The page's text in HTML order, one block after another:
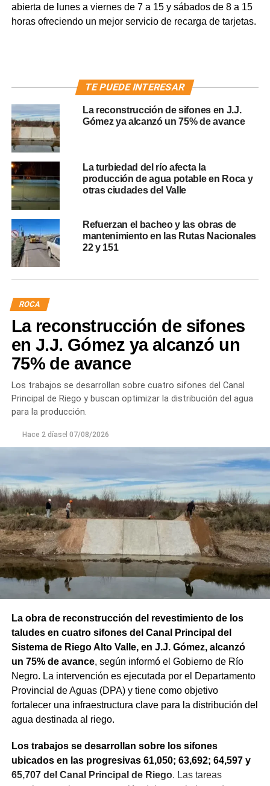
abierta de lunes a viernes de 7 a 15 y sábados de 8 a 15
horas ofreciendo un mejor servicio de recarga de tarjetas.
TE PUEDE INTERESAR
La reconstrucción de sifones en J.J.
Gómez ya alcanzó un 75% de avance
La turbiedad del río afecta la
producción de agua potable en Roca y
otras ciudades del Valle
Refuerzan el bacheo y las obras de
mantenimiento en las Rutas Nacionales
22 y 151
ROCA
La reconstrucción de sifones
en J.J. Gómez ya alcanzó un
75% de avance
Los trabajos se desarrollan sobre cuatro sifones del Canal
Principal de Riego y buscan optimizar la distribución del agua
para la producción.
Hace 2 díasel 07/08/2026
La obra de reconstrucción del revestimiento de los
taludes en cuatro sifones del Canal Principal del
Sistema de Riego Alto Valle, en J.J. Gómez, alcanzó
un 75% de avance, según informó el Gobierno de Río
Negro. La intervención es ejecutada por el Departamento
Provincial de Aguas (DPA) y tiene como objetivo
fortalecer una infraestructura clave para la distribución del
agua destinada al riego.
Los trabajos se desarrollan sobre los sifones
ubicados en las progresivas 61,050; 63,692; 64,597 y
65,707 del Canal Principal de Riego. Las tareas